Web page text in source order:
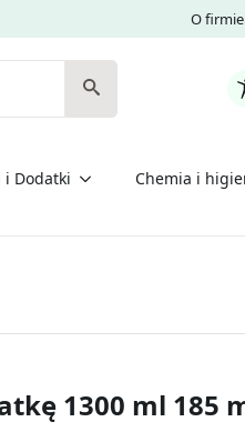
O firmie
i Dodatki Chemia i
1300 ml 185